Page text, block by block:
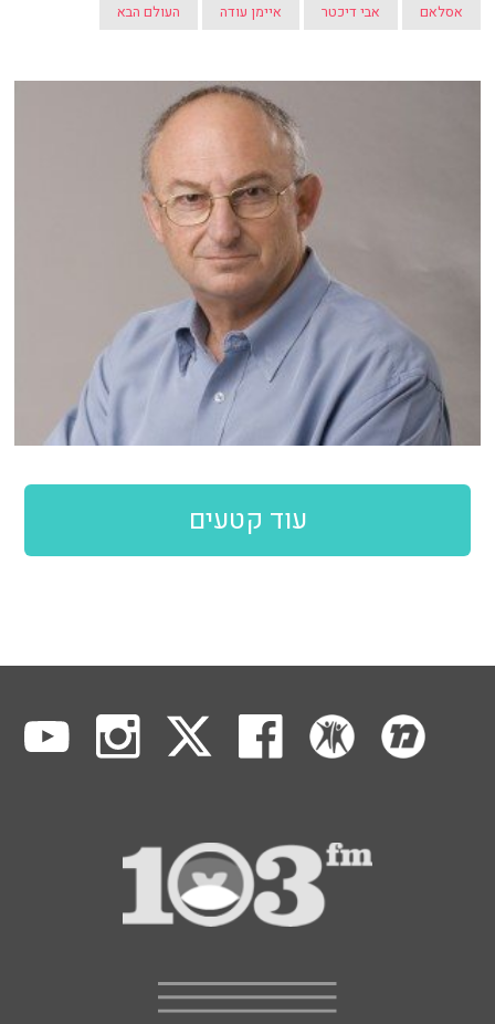
אסלאם אבי דיכטר איימן עודה העולם הבא
עוד קטעים